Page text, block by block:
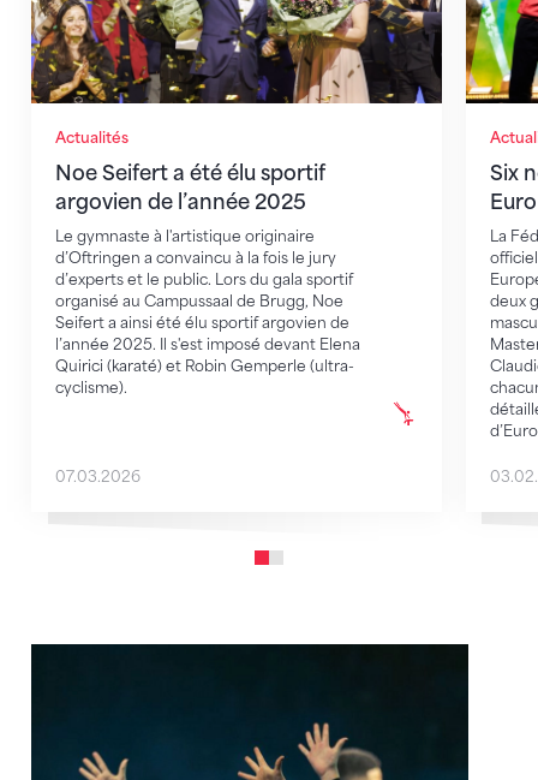
Actualités
Noe Seifert a été élu sportif
argovien de l’année 2025
Le gymnaste à l'artistique originaire
d’Oftringen a convaincu à la fois le jury
d’experts et le public. Lors du gala sportif
organisé au Campussaal de Brugg, Noe
Seifert a ainsi été élu sportif argovien de
l’année 2025. Il s'est imposé devant Elena
Quirici (karaté) et Robin Gemperle (ultra-
cyclisme).
07.03.2026
Six
La
deux